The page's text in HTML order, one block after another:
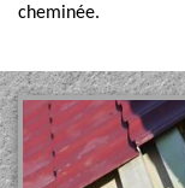
cheminée.